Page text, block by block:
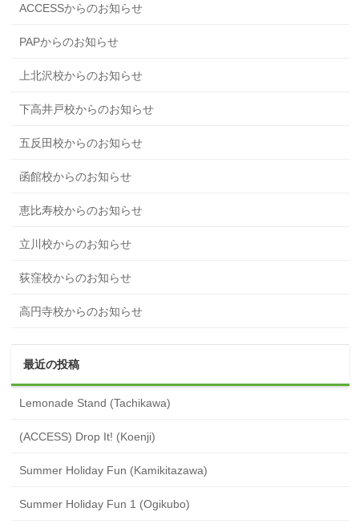
ACCESSからのお知らせ
PAPからのお知らせ
上北沢校からのお知らせ
下高井戸校からのお知らせ
五反田校からのお知らせ
函館校からのお知らせ
恵比寿校からのお知らせ
立川校からのお知らせ
荻窪校からのお知らせ
高円寺校からのお知らせ
最近の投稿
Lemonade Stand (Tachikawa)
(ACCESS) Drop It! (Koenji)
Summer Holiday Fun (Kamikitazawa)
Summer Holiday Fun 1 (Ogikubo)